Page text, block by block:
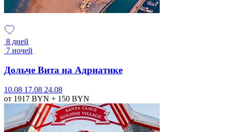
8 дней
7 ночей
Дольче Вита на Адриатике
10.08 17.08 24.08
от 1917 BYN + 150 BYN